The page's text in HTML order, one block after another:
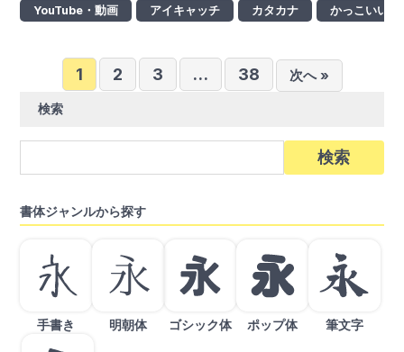
YouTube・動画 アイキャッチ カタカナ かっこいい
投
稿
ペ
ー
送
り
1 2 3 … 38 次へ »
検索
書体ジャンルから探す
手書き 明朝体 ゴシック体 ポップ体 筆文字